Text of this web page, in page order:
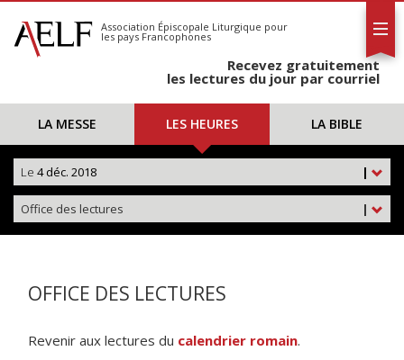
S'abonner
Calendrier
Association Épiscopale Liturgique pour
les pays Francophones
Recevez gratuitement
les lectures du jour par courriel
LA MESSE LES HEURES LA BIBLE
|
Le 4 déc. 2018
|
Office des lectures
OFFICE DES LECTURES
Revenir aux lectures du calendrier romain.